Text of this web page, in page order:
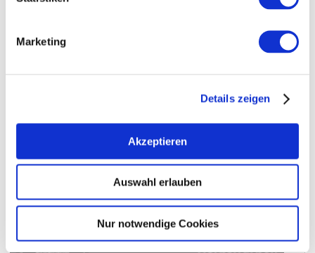
Marketing
Details zeigen
Akzeptieren
Auswahl erlauben
Nur notwendige Cookies
Weitere Veranstaltungen in der Nähe